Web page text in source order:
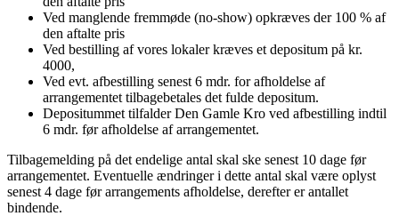
Ved manglende fremmøde (no-show) opkræves der 100 % af
den aftalte pris
Ved bestilling af vores lokaler kræves et depositum på kr.
4000,
Ved evt. afbestilling senest 6 mdr. for afholdelse af
arrangementet tilbagebetales det fulde depositum.
Depositummet tilfalder Den Gamle Kro ved afbestilling indtil
6 mdr. før afholdelse af arrangementet.
​Tilbagemelding på det endelige antal skal ske senest 10 dage før
arrangementet. Eventuelle ændringer i dette antal skal være oplyst
senest 4 dage før arrangements afholdelse, derefter er antallet
bindende.